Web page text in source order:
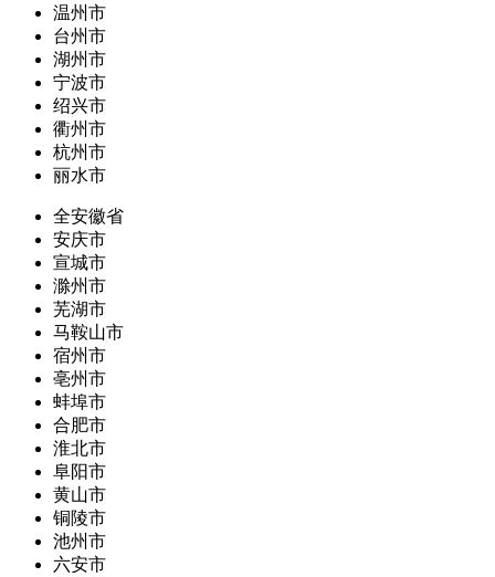
温州市
台州市
湖州市
宁波市
绍兴市
衢州市
杭州市
丽水市
全安徽省
安庆市
宣城市
滁州市
芜湖市
马鞍山市
宿州市
亳州市
蚌埠市
合肥市
淮北市
阜阳市
黄山市
铜陵市
池州市
六安市